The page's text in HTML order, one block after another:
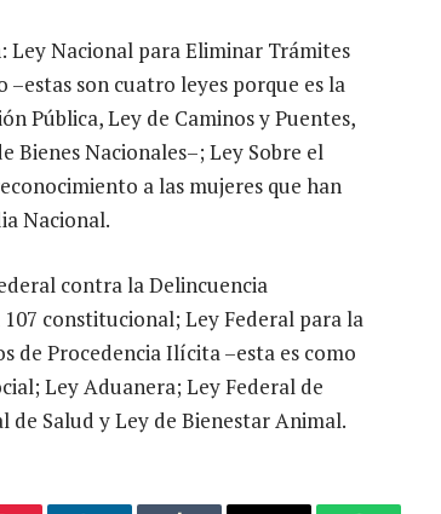
Ley Nacional para Eliminar Trámites
son cuatro leyes porque es la
Pública, Ley de Caminos y Puentes,
Bienes Nacionales–; Ley Sobre el
a las mujeres que han
Nacional.
contra la Delincuencia
constitucional; Ley Federal para la
de Procedencia Ilícita –esta es como
Ley Aduanera; Ley Federal de
Salud y Ley de Bienestar Animal.